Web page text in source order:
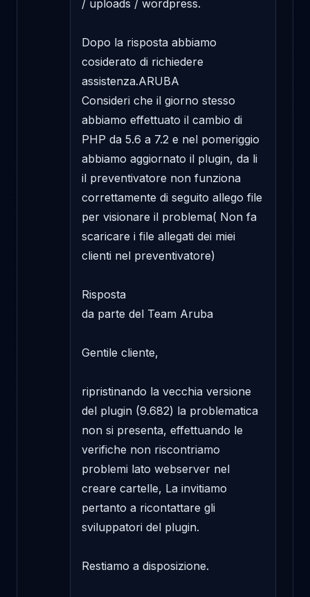
/ uploads / wordpress.
Dopo la risposta abbiamo
cosiderato di richiedere
assistenza.ARUBA
Consideri che il giorno stesso
abbiamo effettuato il cambio di
PHP da 5.6 a 7.2 e nel pomeriggio
abbiamo aggiornato il plugin, da li
il preventivatore non funziona
correttamente di seguito allego file
per visionare il problema( Non fa
scaricare i file allegati dei miei
clienti nel preventivatore)
Risposta
da parte del Team Aruba
Gentile cliente,
ripristinando la vecchia versione
del plugin (9.682) la problematica
non si presenta, effettuando le
verifiche non riscontriamo
problemi lato webserver nel
creare cartelle, La invitiamo
pertanto a ricontattare gli
sviluppatori del plugin.
Restiamo a disposizione.